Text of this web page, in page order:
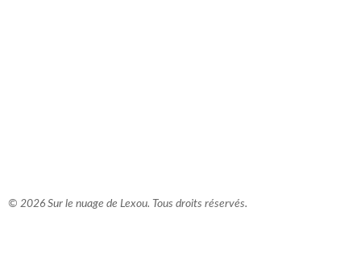
© 2026 Sur le nuage de Lexou. Tous droits réservés.